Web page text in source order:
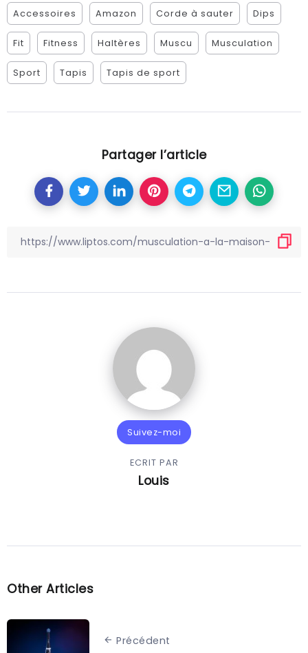
Accessoires Amazon Corde à sauter Dips
Fit Fitness Haltères Muscu Musculation
Sport Tapis Tapis de sport
Partager l’article
Suivez-moi
ECRIT PAR
Louis
Other Articles
Précédent